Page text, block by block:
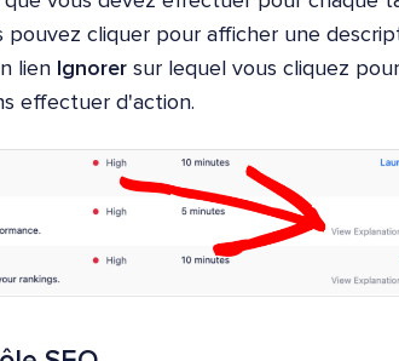
pouvez cliquer pour afficher une
lien Ignorer sur lequel vous cliquez pour
effectuer d'action.